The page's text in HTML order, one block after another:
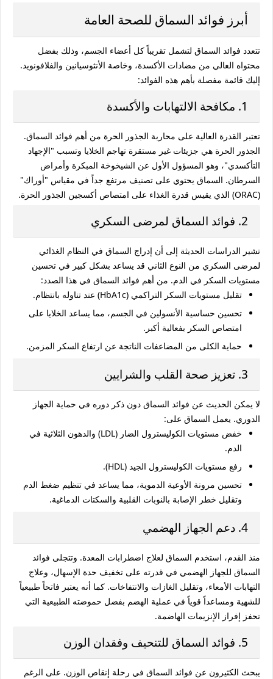
أبرز فوائد السماق للصحة العامة
تتعدد فوائد السماق لتشمل تقريباً كل أعضاء الجسم، وذلك بفضل
محتواه العالي من مضادات الأكسدة، وخاصة الأنثوسيانين والفلافونويد.
إليك قائمة مفصلة بأهم هذه الفوائد:
1. مكافحة الالتهابات والأكسدة
تعتبر القدرة العالية على محاربة الجذور الحرة من أهم فوائد السماق.
الجذور الحرة هي جزيئات غير مستقرة تهاجم الخلايا وتسبب "الإجهاد
التأكسدي"، وهو المسؤول الأول عن الشيخوخة المبكرة وأمراض
السرطان. السماق يحتوي على تصنيف مرتفع جداً في مقياس "أوراك"
(ORAC) الذي يقيس قدرة الغذاء على امتصاص أكسجين الجذور الحرة.
2. فوائد السماق لمرضى السكري
تشير الدراسات الحديثة إلى أن إدراج السماق في النظام الغذائي
لمرضى السكري من النوع الثاني قد يساعد بشكل كبير في تحسين
مستويات السكر في الدم. من أهم فوائد السماق في هذا الصدد:
تقليل مستويات السكر التراكمي (HbA1c) عند تناوله بانتظام.
تحسين حساسية الأنسولين في الجسم، مما يساعد الخلايا على
امتصاص السكر بفعالية أكبر.
حماية الكلى من المضاعفات الناتجة عن ارتفاع السكر المزمن.
3. تعزيز صحة القلب والشرايين
لا يمكن الحديث عن فوائد السماق دون ذكر دوره في حماية الجهاز
الدوري. يعمل السماق على:
خفض مستويات الكوليسترول الضار (LDL) والدهون الثلاثية في
الدم.
رفع مستويات الكوليسترول الجيد (HDL).
تحسين مرونة الأوعية الدموية، مما يساعد في تنظيم ضغط الدم
وتقليل خطر الإصابة بالنوبات القلبية والسكتات الدماغية.
4. دعم الجهاز الهضمي
منذ القدم، استخدم السماق لعلاج اضطرابات المعدة. وتتجلى فوائد
السماق للجهاز الهضمي في قدرته على تخفيف حدة الإسهال، وعلاج
التهابات الأمعاء، وتقليل الغازات والانتفاخات. كما أنه يعتبر فاتحاً طبيعياً
للشهية ومساعداً قوياً في عملية الهضم بفضل حموضته الطبيعية التي
تحفز إفراز الإنزيمات الهاضمة.
5. فوائد السماق للتنحيف وفقدان الوزن
يبحث الكثيرون عن فوائد السماق في رحلة إنقاص الوزن. على الرغم